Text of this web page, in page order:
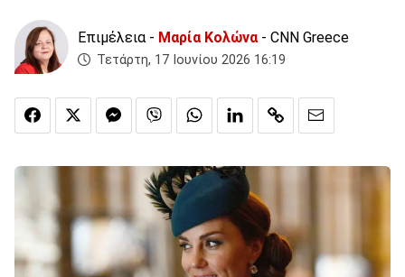
Επιμέλεια - Μαρία Κολώνα- CNN Greece
Τετάρτη, 17 Ιουνίου 2026 16:19